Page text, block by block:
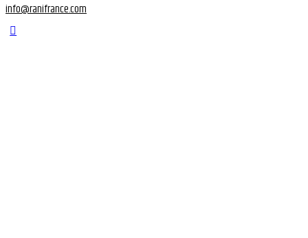
info@ranifrance.com